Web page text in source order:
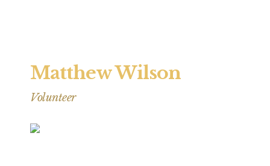
Matthew Wilson
Volunteer